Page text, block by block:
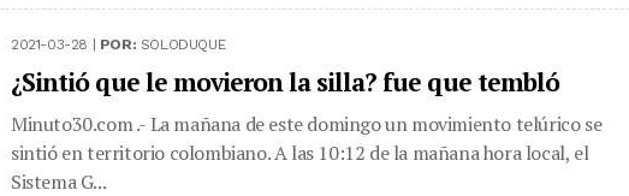
2021-03-28 | POR: SOLODUQUE
¿Sintió que le movieron la silla? fue que tembló
Minuto30.com .- La mañana de este domingo un movimiento telúrico se
sintió en territorio colombiano. A las 10:12 de la mañana hora local, el
Sistema G...